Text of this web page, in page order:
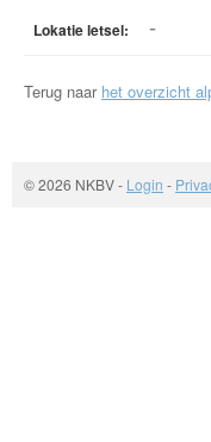
Lokatie letsel: -
Terug naar het overzicht
© 2026 NKBV- Login -